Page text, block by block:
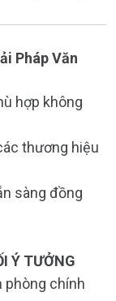
Pháp Văn
hợp không
thương hiệu
sàng đồng
Ý TƯỞNG
phòng chính